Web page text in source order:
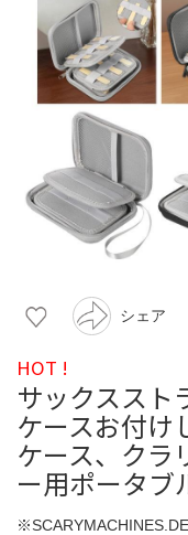
シェア
HOT !
サックススト
ケースお付け
ケース、クラ
ー用ポータブ